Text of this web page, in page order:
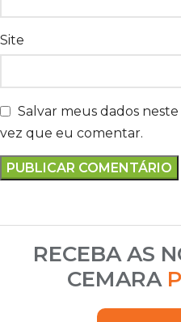
Site
Salvar meus dados
vez que eu comentar.
RECEBA AS
CEMARA